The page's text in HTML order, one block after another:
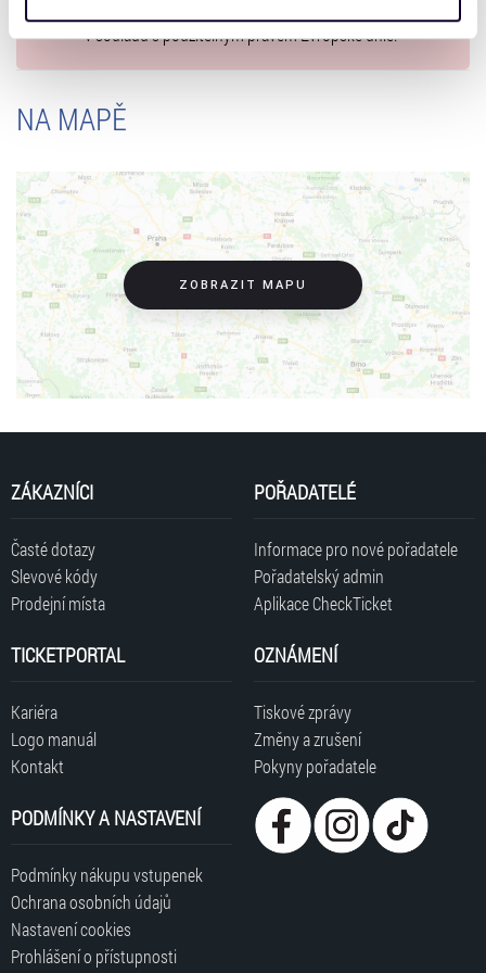
získali v důsledku toho, že používáte jejich služby. Jaké
typy cookies používáme, naleznete níže. Možnosti
zpracování upravíte zaškrtnutím příslušné varianty. Svoji
volbu můžete kdykoliv změnit v zápatí stránky v záložce
„Cookies a jejich nastavení“.
v souladu s použitelným právem Evropské unie.
NA MAPĚ
ZOBRAZIT MAPU
ZÁKAZNÍCI
Časté dotazy
Slevové kódy
Prodejní místa
POŘADATELÉ
Informace pro nové pořadatele
Pořadatelský admin
Aplikace CheckTicket
TICKETPORTAL
Kariéra
Logo manuál
Kontakt
OZNÁMENÍ
Tiskové zprávy
Změny a zrušení
Pokyny pořadatele
PODMÍNKY A NASTAVENÍ
Podmínky nákupu vstupenek
Ochrana osobních údajů
Nastavení cookies
Prohlášení o přístupnosti